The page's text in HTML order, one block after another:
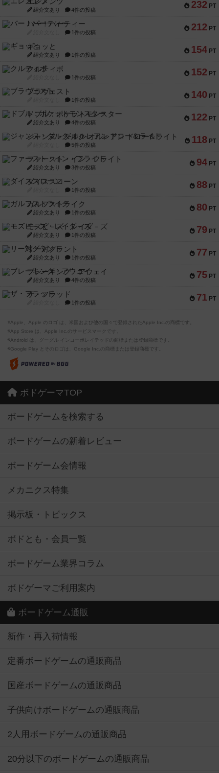
232 PT
紹介文あり 4件の投稿
212 PT
バー！パーティー
1件の投稿
154 PT
ギョッと
紹介文あり 1件の投稿
152 PT
クルティボ
1件の投稿
140 PT
ブラヴェスト
1件の投稿
122 PT
ドブル：ポケットモンスター
紹介文あり 4件の投稿
118 PT
ジャンヌ・ダルク-オルレアン ドロー＆ライト
5件の投稿
94 PT
ファースト・イン・フライト
紹介文あり 3件の投稿
88 PT
ダイススローン
1件の投稿
80 PT
ガルフストライク
紹介文あり 1件の投稿
79 PT
モズビ－ズ・レイダ－ズ
紹介文あり 1件の投稿
77 PT
リー対グラント
紹介文あり 1件の投稿
75 PT
ブレーキング・アウェイ
紹介文あり 4件の投稿
71 PT
ザ・フラッド
1件の投稿
※Apple、Apple のロゴ は、米国および他の国々で登録されたApple Inc.の商標です。
※App Store は、Apple Inc.のサービスマークです。
※Android は、グーグル インコーポレイテッドの商標または登録商標です。
※Google Play とそのロゴは、Google Inc.の商標または登録商標です。
ボドゲーマTOP
ボードゲームを検索する
ボードゲームの新着レビュー
ボードゲーム会情報
メカニクス特集
掲示板・トピックス
ボドとも・会員一覧
ボードゲーム業界コラム
ボドゲーマご利用案内
ボードゲーム通販
新作・再入荷情報
定番ボードゲームの通販商品
国産ボードゲームの通販商品
子供向けボードゲームの通販商品
2人用ボードゲームの通販商品
20分以下のボードゲームの通販商品